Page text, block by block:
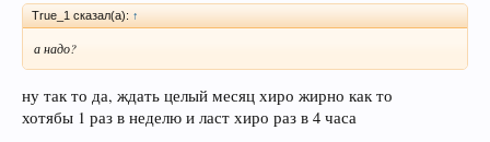
True_1 сказал(а): ↑
а надо?
ну так то да, ждать целый месяц хиро жирно как то
хотябы 1 раз в неделю и ласт хиро раз в 4 часа